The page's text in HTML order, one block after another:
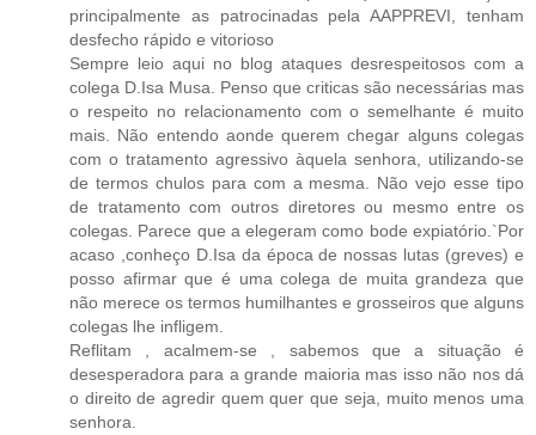
principalmente as patrocinadas pela AAPPREVI, tenham
desfecho rápido e vitorioso
Sempre leio aqui no blog ataques desrespeitosos com a
colega D.Isa Musa. Penso que criticas são necessárias mas
o respeito no relacionamento com o semelhante é muito
mais. Não entendo aonde querem chegar alguns colegas
com o tratamento agressivo àquela senhora, utilizando-se
de termos chulos para com a mesma. Não vejo esse tipo
de tratamento com outros diretores ou mesmo entre os
colegas. Parece que a elegeram como bode expiatório.`Por
acaso ,conheço D.Isa da época de nossas lutas (greves) e
posso afirmar que é uma colega de muita grandeza que
não merece os termos humilhantes e grosseiros que alguns
colegas lhe infligem.
Reflitam , acalmem-se , sabemos que a situação é
desesperadora para a grande maioria mas isso não nos dá
o direito de agredir quem quer que seja, muito menos uma
senhora.